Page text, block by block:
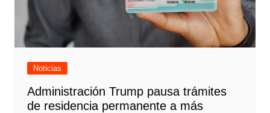
Noticias
Administración Trump pausa trámites
de residencia permanente a más